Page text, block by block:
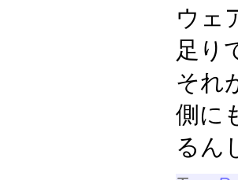
ウェ
足り
それ
側に
るん